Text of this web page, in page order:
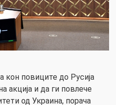
кон повиците до Русија
акција и да ги повлече
од Украина, порача